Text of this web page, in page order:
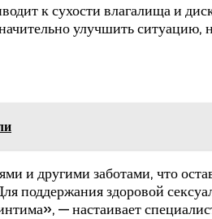
к сухости влагалища и
улучшить ситуацию,
и другими заботами, что
поддержания здоровой
— настаивает